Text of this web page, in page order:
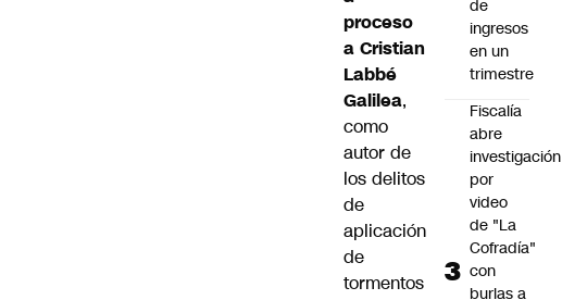
proceso
a Cristian
Labbé
Galilea,
como
autor de
los delitos
de
aplicación
de
tormentos
de
ingresos
en un
trimestre
Fiscalía
abre
investigación
por
video
de "La
Cofradía"
con
burlas a